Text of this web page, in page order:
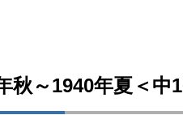
秋～1940年夏＜中